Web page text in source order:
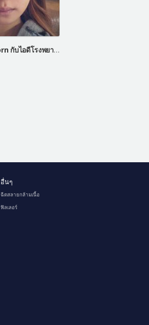
ลีเยริน สาว Reborn กับไอดีโรงพยาบาลเลทมีอิน
อื่นๆ
ฉีดสลายกล้ามเนื้อ
ฟิลเลอร์